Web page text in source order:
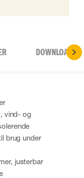
DOWNLOADS
vind- og
brug under
justerbar